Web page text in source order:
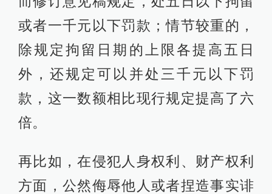
或者一千元以下罚款；情节较重的，
除规定拘留日期的上限各提高五日
外，还规定可以并处三千元以下罚
款，这一数额相比现行规定提高了六
倍。
再比如，在侵犯人身权利、财产权利
方面，公然侮辱他人或者捏造事实诽